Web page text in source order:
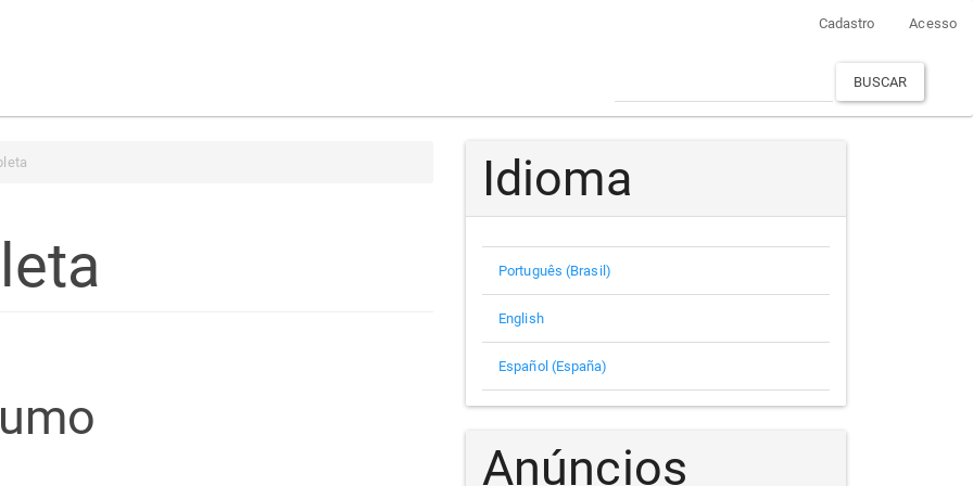
Cadastro Acesso
BUSCAR
Idioma
Português (Brasil)
English
Español (España)
Anúncios